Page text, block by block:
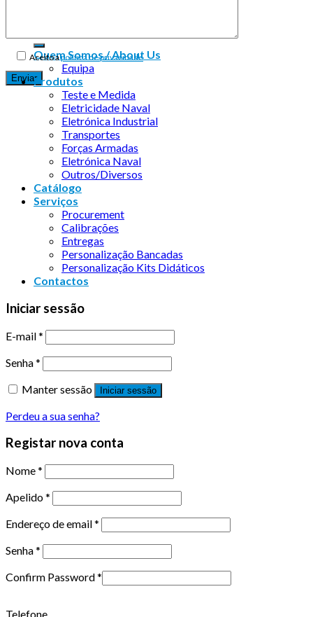
Aceito apolítica de privacidade
Quem Somos / About Us
Equipa
Produtos
Teste e Medida
Eletricidade Naval
Eletrónica Industrial
Transportes
Forças Armadas
Eletrónica Naval
Outros/Diversos
Catálogo
Serviços
Procurement
Calibrações
Entregas
Personalização Bancadas
Personalização Kits Didáticos
Contactos
Iniciar sessão
E-mail*
Senha*
Manter sessão
Iniciar sessão
Perdeu a sua senha?
Registar nova conta
Nome*
Apelido*
Endereço de email*
Senha*
Confirm Password*
Telefone